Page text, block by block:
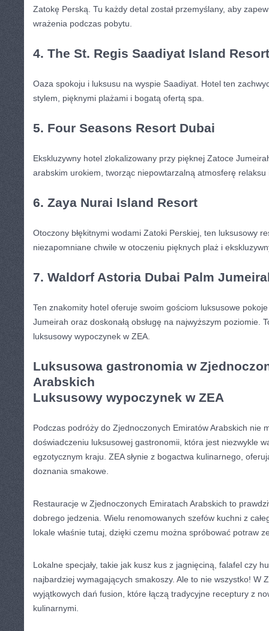
Zatokę Perską. Tu⁢ każdy detal został ​przemyślany, aby
wrażenia podczas pobytu.
4.‍ The St. Regis Saadiyat Island Resort
Oaza spokoju‍ i luksusu na ⁢wyspie Saadiyat. Hotel ten‌
stylem, pięknymi plażami i bogatą ofertą spa.
5. Four Seasons Resort Dubai
Ekskluzywny hotel zlokalizowany przy pięknej Zatoce
arabskim urokiem, tworząc niepowtarzalną atmosferę relaksu
6. Zaya Nurai Island‌ Resort
Otoczony błękitnymi‌ wodami Zatoki Perskiej, ⁣ten ⁣luksusowy
niezapomniane chwile w otoczeniu pięknych plaż i
7. Waldorf Astoria Dubai⁣ Palm
Ten znakomity hotel oferuje swoim gościom luksusowe
Jumeirah oraz doskonałą obsługę‌ na najwyższym poziomie.
luksusowy wypoczynek w ZEA.
Luksusowa gastronomia w
Arabskich
Luksusowy wypoczynek w ZEA
Podczas podróży do Zjednoczonych Emiratów Arabskich nie
doświadczeniu luksusowej gastronomii, która jest niezwykle
egzotycznym kraju. ⁢ZEA słynie z‍ bogactwa ​kulinarnego,
‌doznania smakowe.
Restauracje w Zjednoczonych‌ Emiratach Arabskich to
dobrego jedzenia. Wielu renomowanych szefów kuchni z
lokale właśnie tutaj, dzięki‍ czemu można spróbować potraw
Lokalne specjały, takie jak kusz ⁤kus z jagnięciną, falafel czy
najbardziej wymagających smakoszy. Ale to nie​ wszystko! W
wyjątkowych dań fusion, które łączą tradycyjne receptury z
kulinarnymi.